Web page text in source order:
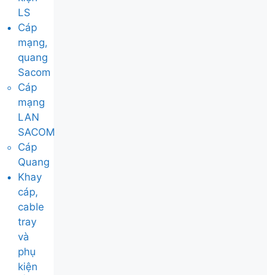
LS
Cáp
mạng,
quang
Sacom
Cáp
mạng
LAN
SACOM
Cáp
Quang
Khay
cáp,
cable
tray
và
phụ
kiện